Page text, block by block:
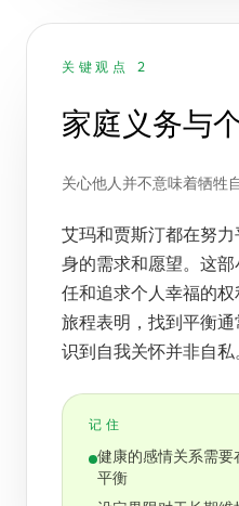
关键观点 2
家庭义务与
关心他人并不意味着牺牲
艾玛和贾斯汀都在努
身的需求和愿望。这
任和追求个人幸福的
旅程表明，找到平衡
识到自我关怀并非自私
记住
健康的感情关系需要
平衡